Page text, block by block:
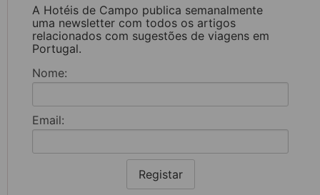
A Hotéis de Campo publica semanalmente
uma newsletter com todos os artigos
relacionados com sugestões de viagens em
Portugal.
Nome:
Email:
Registar